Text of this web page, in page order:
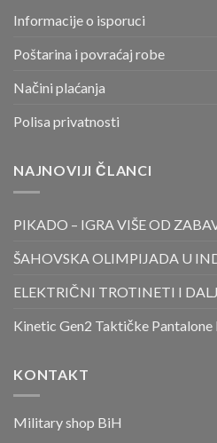
Informacije o isporuci
Poštarina i povraćaj robe
Načini plaćanja
Polisa privatnosti
NAJNOVIJI ČLANCI
PIKADO – IGRA VIŠE OD
ŠAHOVSKA OLIMPIJADA U
ELEKTRIČNI TROTINETI I
Kinetic Gen2 Taktičke Pantalone
KONTAKT
Military shop BiH